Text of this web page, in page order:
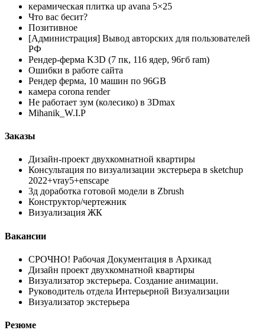
керамическая плитка up avana 5×25
Что вас бесит?
Позитивное
[Администрация] Вывод авторских для пользователей
РФ
Рендер-ферма K3D (7 пк, 116 ядер, 96гб ram)
Ошибки в работе сайта
Рендер ферма, 10 машин по 96GB
камера corona render
Не работает зум (колесико) в 3Dmax
Mihanik_W.I.P
Заказы
Дизайн-проект двухкомнатной квартиры
Консультация по визуализации экстерьера в sketchup
2022+vray5+enscape
3д доработка готовой модели в Zbrush
Конструктор/чертежник
Визуализация ЖК
Вакансии
СРОЧНО! Рабочая Документация в Архикад
Дизайн проект двухкомнатной квартиры
Визуализатор экстерьера. Создание анимации.
Руководитель отдела Интерьерной Визуализации
Визуализатор экстерьера
Резюме